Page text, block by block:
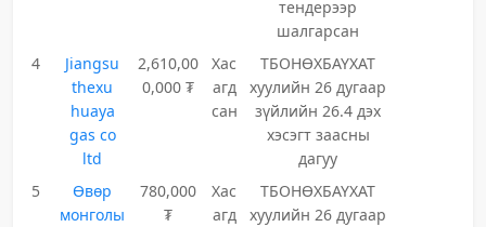
тендерээр
шалгарсан
4
Jiangsu
thexu
huaya
gas co
ltd
2,610,00
0,000 ₮
Хас
агд
сан
ТБОНӨХБАҮХАТ
хуулийн 26 дугаар
зүйлийн 26.4 дэх
хэсэгт заасны
дагуу
5
Өвөр
монголы
780,000
₮
Хас
агд
ТБОНӨХБАҮХАТ
хуулийн 26 дугаар